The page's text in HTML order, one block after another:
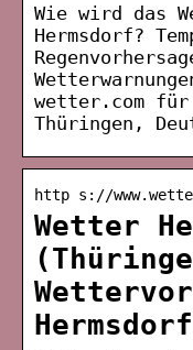
Wie wird das
Hermsdorf?
wetter.com für
Thüringen,
http s://
Wetter
Hermsdorf